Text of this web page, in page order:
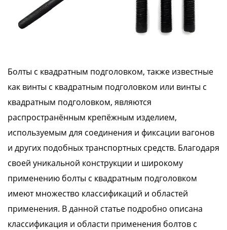
Болты с квадратным подголовком, также известные
как винты с квадратным подголовком или винты с
квадратным подголовком, являются
распространённым крепёжным изделием,
используемым для соединения и фиксации вагонов
и других подобных транспортных средств. Благодаря
своей уникальной конструкции и широкому
применению болты с квадратным подголовком
имеют множество классификаций и областей
применения. В данной статье подробно описана
классификация и области применения болтов с